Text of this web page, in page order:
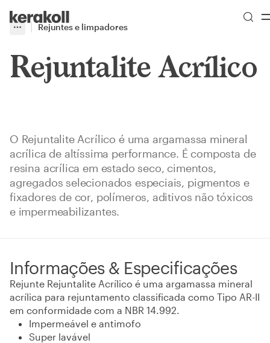
Go to Homepage
More
Toggle menu
Rejuntes e limpadores
Rejuntalite Acrílico
O Rejuntalite Acrílico é uma argamassa mineral
acrílica de altíssima performance. É composta de
resina acrílica em estado seco, cimentos,
agregados selecionados especiais, pigmentos e
fixadores de cor, polímeros, aditivos não tóxicos
e impermeabilizantes.
Informações & Especificações
Rejunte Rejuntalite Acrílico é uma argamassa mineral
acrílica para rejuntamento classificada como Tipo AR-II
em conformidade com a NBR 14.992.
Impermeável e antimofo
Super lavável